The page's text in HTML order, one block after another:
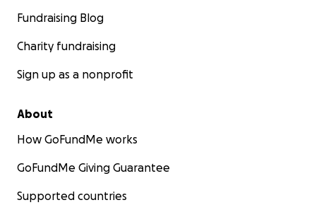
Fundraising Blog
Charity fundraising
Sign up as a nonprofit
About
How GoFundMe works
GoFundMe Giving Guarantee
Supported countries